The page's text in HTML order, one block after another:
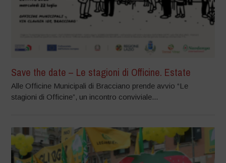
Save the date – Le stagioni di Officine. Estate
Alle Officine Municipali di Bracciano prende avvio “Le
stagioni di Officine”, un incontro conviviale...